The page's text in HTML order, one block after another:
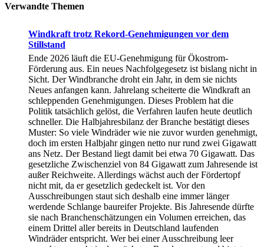
Verwandte Themen
Windkraft trotz Rekord-Genehmigungen vor dem
Stillstand
Ende 2026 läuft die EU-Genehmigung für Ökostrom-
Förderung aus. Ein neues Nachfolgegesetz ist bislang nicht in
Sicht. Der Windbranche droht ein Jahr, in dem sie nichts
Neues anfangen kann. Jahrelang scheiterte die Windkraft an
schleppenden Genehmigungen. Dieses Problem hat die
Politik tatsächlich gelöst, die Verfahren laufen heute deutlich
schneller. Die Halbjahresbilanz der Branche bestätigt dieses
Muster: So viele Windräder wie nie zuvor wurden genehmigt,
doch im ersten Halbjahr gingen netto nur rund zwei Gigawatt
ans Netz. Der Bestand liegt damit bei etwa 70 Gigawatt. Das
gesetzliche Zwischenziel von 84 Gigawatt zum Jahresende ist
außer Reichweite. Allerdings wächst auch der Fördertopf
nicht mit, da er gesetzlich gedeckelt ist. Vor den
Ausschreibungen staut sich deshalb eine immer länger
werdende Schlange baureifer Projekte. Bis Jahresende dürfte
sie nach Branchenschätzungen ein Volumen erreichen, das
einem Drittel aller bereits in Deutschland laufenden
Windräder entspricht. Wer bei einer Ausschreibung leer